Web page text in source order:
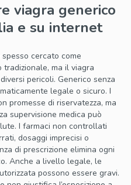
viagra generico
e su internet
cercato come
ma il viagra
pericoli. Generico senza
legale o sicuro. I
promesse di riservatezza, ma
supervisione medica può
I farmaci non controllati
dosaggi imprecisi o
di prescrizione elimina ogni
Anche a livello legale, le
possono essere gravi.